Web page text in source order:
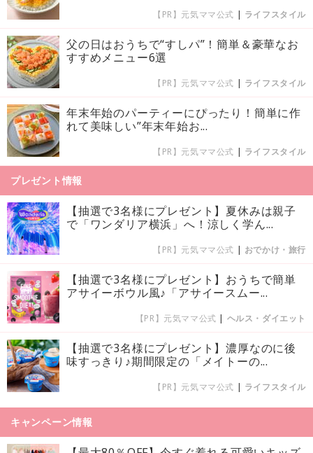
【PR】元気ママ公式 | ライフスタイル
父の日はおうちで“すしパ”！簡単＆豪華なお
すすめメニュー6選
【PR】元気ママ公式 | ライフスタイル
年末年始のパーティーにぴったり！簡単に作
れて美味しい”年末年始お...
【PR】元気ママ公式 | ライフスタイル
プレゼント情報
【抽選で3名様にプレゼント】夏休みは親子
で「ワンダリア横浜」へ！涼しく学ん...
【PR】元気ママ公式 | おでかけ・旅行
【抽選で3名様にプレゼント】おうちで簡単
アサイーボウル風♪「アサイースムー...
【PR】元気ママ公式 | ヘルス・ダイエット
【抽選で3名様にプレゼント】濃厚なのに後
味すっきり♪期間限定の「メイトーの...
【PR】元気ママ公式 | ライフスタイル
キャンペーン情報